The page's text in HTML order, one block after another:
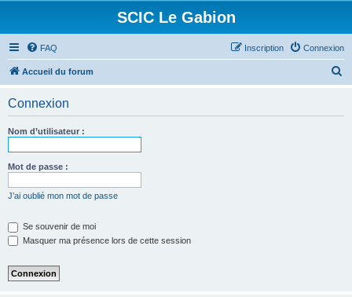
SCIC Le Gabion
FAQ Connexion
Inscription
Accueil du forum
Connexion
Nom d’utilisateur :
Mot de passe :
J’ai oublié mon mot de passe
Se souvenir de moi
Masquer ma présence lors de cette session